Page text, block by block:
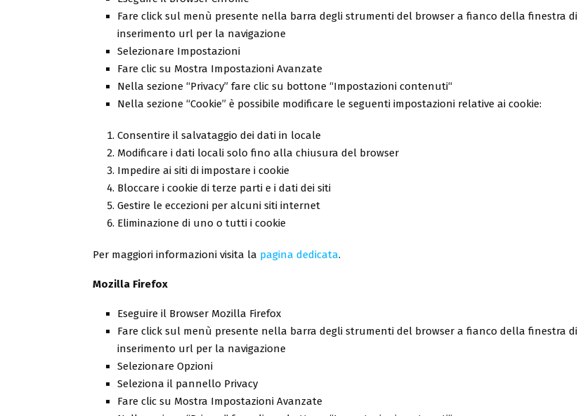
Fare click sul menù presente nella barra degli strumenti del browser a fianco della finestra di
inserimento url per la navigazione
Selezionare Impostazioni
Fare clic su Mostra Impostazioni Avanzate
Nella sezione “Privacy” fare clic su bottone “Impostazioni contenuti“
Nella sezione “Cookie” è possibile modificare le seguenti impostazioni relative ai cookie:
Consentire il salvataggio dei dati in locale
Modificare i dati locali solo fino alla chiusura del browser
Impedire ai siti di impostare i cookie
Bloccare i cookie di terze parti e i dati dei siti
Gestire le eccezioni per alcuni siti internet
Eliminazione di uno o tutti i cookie
Per maggiori informazioni visita la pagina dedicata.
Mozilla Firefox
Eseguire il Browser Mozilla Firefox
Fare click sul menù presente nella barra degli strumenti del browser a fianco della finestra di
inserimento url per la navigazione
Selezionare Opzioni
Seleziona il pannello Privacy
Fare clic su Mostra Impostazioni Avanzate